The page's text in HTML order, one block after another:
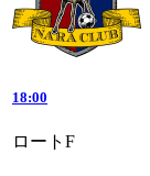
18:00
ロートF